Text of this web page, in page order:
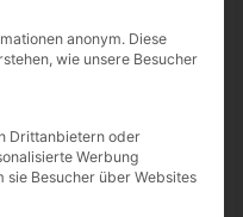
und die Pixel Buds Pro.
werden.
für 459 Euro vorbestellt,
dazu, welche sonst mit 99
mitnimmt, kommt so
anonym. Diese
wie unsere Besucher
Drittanbietern oder
Werbung
sie Besucher über Websites